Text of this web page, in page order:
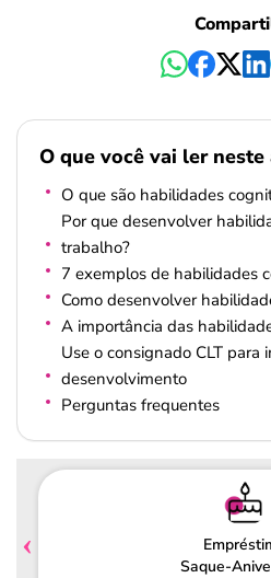
O que você vai ler
O que são habilidades
Por que desenvolver
trabalho?
7 exemplos de habilidades
Como desenvolver
A importância das
Use o consignado CLT para
desenvolvimento
Perguntas frequentes
Saque-